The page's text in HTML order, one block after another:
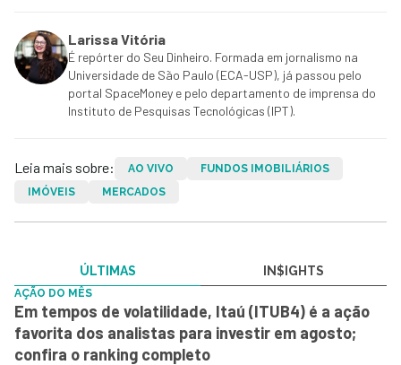
Larissa Vitória
É repórter do Seu Dinheiro. Formada em jornalismo na
Universidade de São Paulo (ECA-USP), já passou pelo
portal SpaceMoney e pelo departamento de imprensa do
Instituto de Pesquisas Tecnológicas (IPT).
Leia mais sobre: AO VIVO
FUNDOS IMOBILIÁRIOS
IMÓVEIS
MERCADOS
ÚLTIMAS IN$IGHTS
AÇÃO DO MÊS
Em tempos de volatilidade, Itaú (ITUB4) é a ação
favorita dos analistas para investir em agosto;
confira o ranking completo